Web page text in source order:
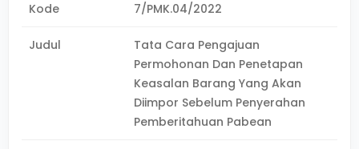
Kode 7/PMK.04/2022
Judul
Tata Cara Pengajuan
Permohonan Dan Penetapan
Keasalan Barang Yang Akan
Diimpor Sebelum Penyerahan
Pemberitahuan Pabean